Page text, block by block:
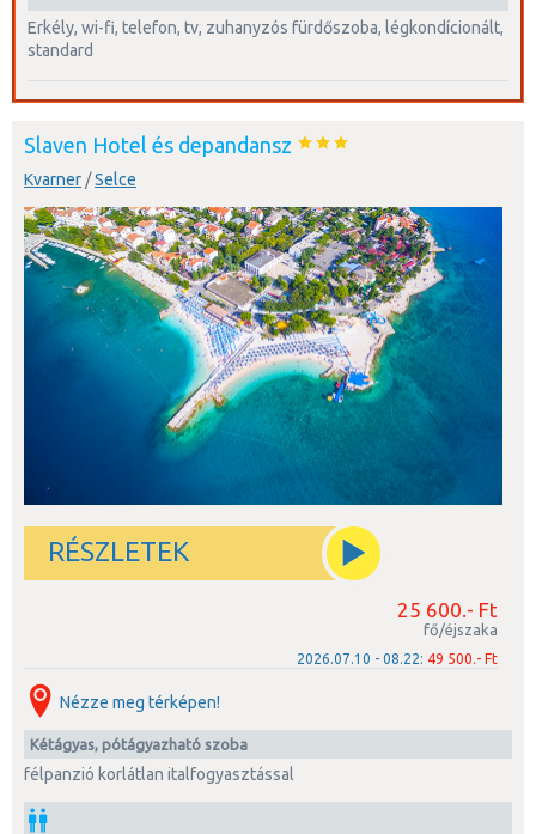
erkély, wi-fi, telefon, tv, zuhanyzós fürdőszoba, légkondícionált,
standard
Slaven Hotel és depandansz
Kvarner /Selce
RÉSZLETEK
25 600.- Ft
fő/éjszaka
2026.07.10 - 08.22: 49 500.- Ft
Nézze meg térképen!
kétágyas, pótágyazható szoba
félpanzió korlátlan italfogyasztással